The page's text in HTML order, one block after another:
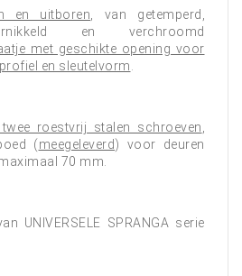
en uitboren , van getemperd,
en verchroomd
met geschikte opening voor
en sleutelvorm
roestvrij stalen schroeven
(meegeleverd) voor deuren
70 mm.
UNIVERSELE SPRANGA serie